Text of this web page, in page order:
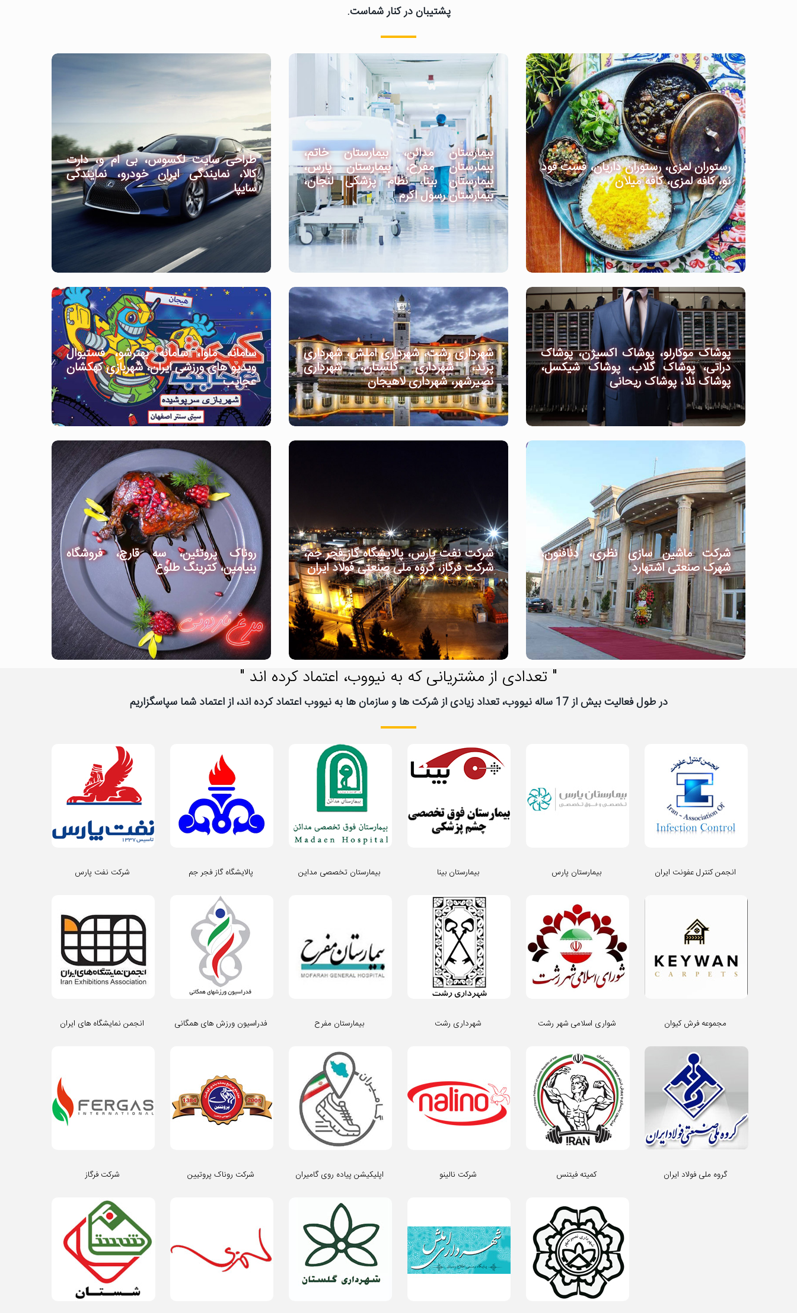
پشتیبان در کنار شماست.
طراحی سایت لکسوس، بی ام و، دارت
کالا، نمایندگی ایران خودرو، نمایندگی
سایپا
بیمارستان مدائن، بیمارستان خاتم،
بیمارستان مفرح، بیمارستان پارس،
بیمارستان بینا، نظام پزشکی لنجان،
بیمارستان رسول اکرم
رستوران لمزی، رستوران داریان، فست فود
نو، کافه لمزی، کافه میلان
سامانه ماوا، سامانه بهترشو، فستیوال
ویدیو های ورزشی ایران، شهربازی کهکشان
عجایب
شهرداری رشت، شهرداری املش، شهرداری
پرند، شهرداری گلستان، شهرداری
نصیرشهر، شهرداری لاهیجان
پوشاک موکارلو، پوشاک اکسیژن، پوشاک
دراتی، پوشاک گلاب، پوشاک شیکسل،
پوشاک نلا، پوشاک ریحانی
روناک پروتئین، سه قارچ، فروشگاه
بنیامین، کترینگ طلوع
شرکت نفت پارس، پالایشگاه گاز فجر جم،
شرکت فرگاز، گروه ملی صنعتی فولاد ایران
شرکت ماشین سازی نظری، دنافنون،
شهرک صنعتی اشتهارد
" تعدادی از مشتریانی که به نیووب، اعتماد کرده اند "
در طول فعالیت بیش از 17 ساله نیووب، تعداد زیادی از شرکت ها و سازمان ها به نیووب اعتماد کرده اند، از اعتماد شما سپاسگزاریم
شرکت نفت پارس پالایشگاه گاز فجر جم بیمارستان تخصصی مداین بیمارستان بینا بیمارستان پارس انجمن کنترل عفونت ایران
انجمن نمایشگاه های ایران فدراسیون ورزش های همگانی بیمارستان مفرح شهرداری رشت شواری اسلامی شهر رشت مجموعه فرش کیوان
شرکت فرگاز شرکت روناک پروتیین اپلیکیشن پیاده روی گامیران شرکت نالینو کمیته فیتنس گروه ملی فولاد ایران